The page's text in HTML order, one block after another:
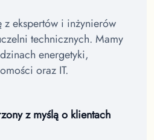
z ekspertów i inżynierów
technicznych. Mamy
energetyki,
oraz IT.
z myślą o klientach